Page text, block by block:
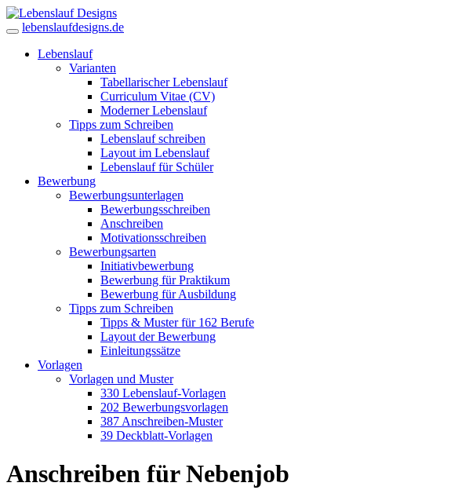
lebenslaufdesigns.de
Lebenslauf
Varianten
Tabellarischer Lebenslauf
Curriculum Vitae (CV)
Moderner Lebenslauf
Tipps zum Schreiben
Lebenslauf schreiben
Layout im Lebenslauf
Lebenslauf für Schüler
Bewerbung
Bewerbungsunterlagen
Bewerbungsschreiben
Anschreiben
Motivationsschreiben
Bewerbungsarten
Initiativbewerbung
Bewerbung für Praktikum
Bewerbung für Ausbildung
Tipps zum Schreiben
Tipps & Muster für 162 Berufe
Layout der Bewerbung
Einleitungssätze
Vorlagen
Vorlagen und Muster
330 Lebenslauf-Vorlagen
202 Bewerbungsvorlagen
387 Anschreiben-Muster
39 Deckblatt-Vorlagen
Anschreiben für Nebenjob